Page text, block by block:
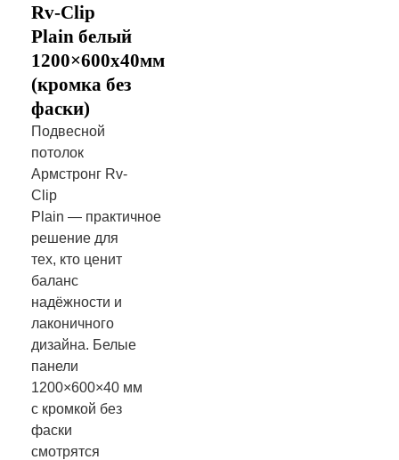
Rv-Clip
Plain белый
1200×600х40мм
(кромка без
фаски)
Подвесной
потолок
Армстронг Rv-
Clip
Plain — практичное
решение для
тех, кто ценит
баланс
надёжности и
лаконичного
дизайна. Белые
панели
1200×600×40 мм
с кромкой без
фаски
смотрятся